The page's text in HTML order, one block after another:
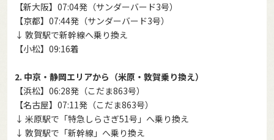
【新大阪】07:04発（サンダーバード3号）
【京都】07:44発（サンダーバード3号）
↓ 敦賀駅で新幹線へ乗り換え
【小松】09:16着
2. 中京・静岡エリアから（米原・敦賀乗り換え）
【浜松】06:28発（こだま863号）
【名古屋】07:11発（こだま863号）
↓ 米原駅で「特急しらさぎ51号」へ乗り換え
↓ 敦賀駅で「新幹線」へ乗り換え